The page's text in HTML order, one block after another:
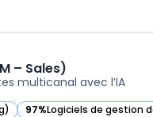
– Sales)
multicanal avec l’IA
97%Logiciels de gestion